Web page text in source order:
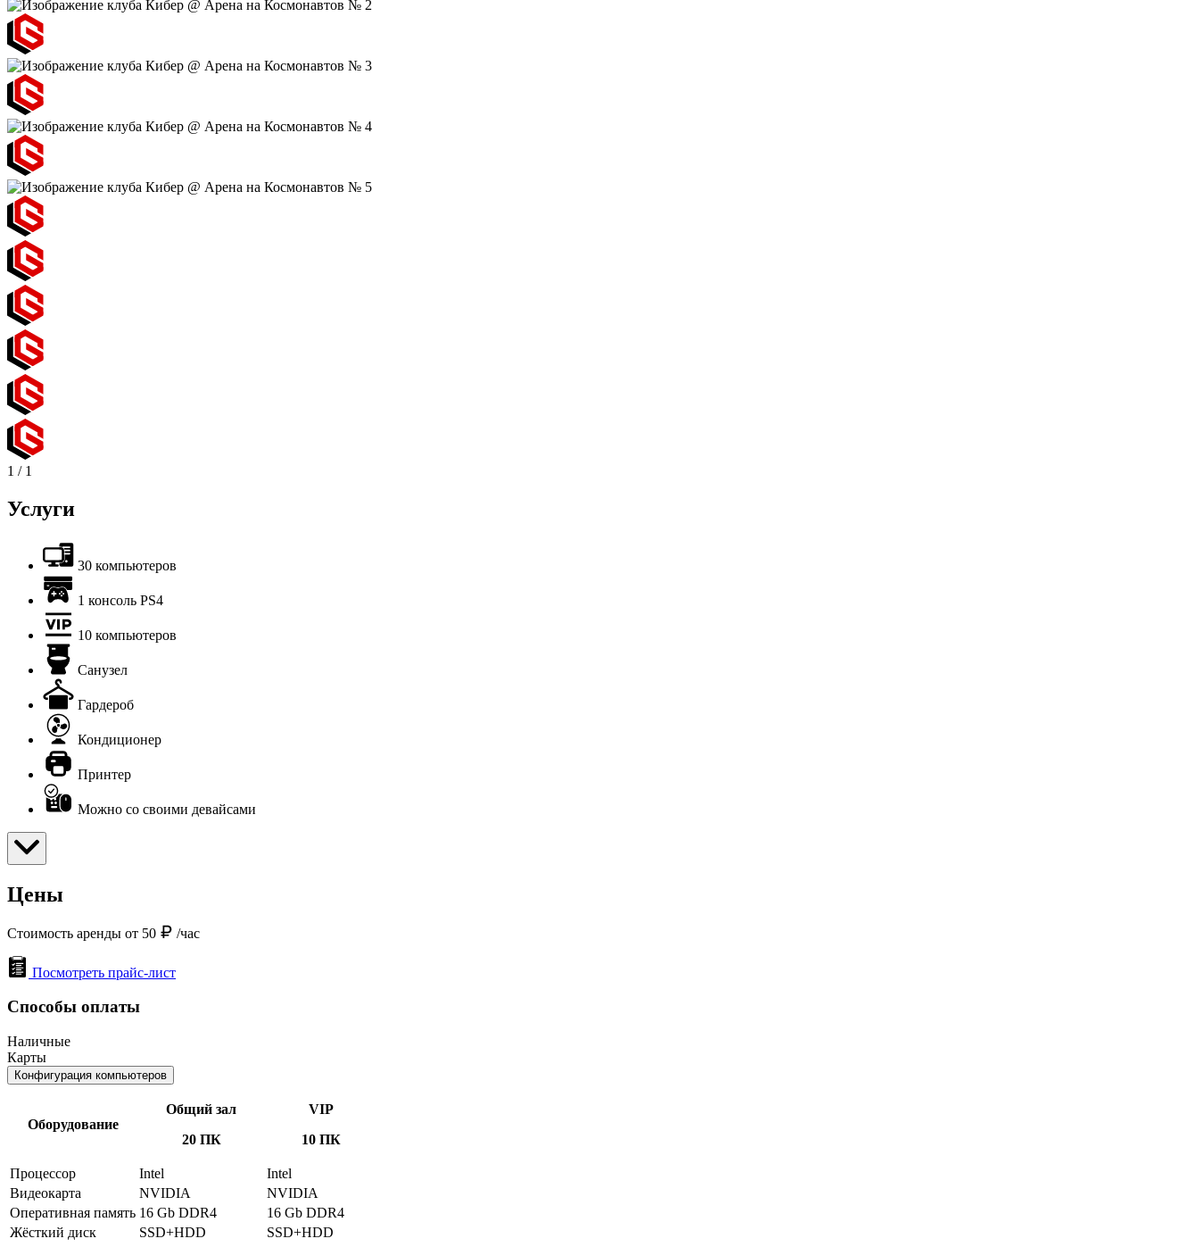
1 / 1
Услуги
30 компьютеров
1 консоль PS4
10 компьютеров
Санузел
Гардероб
Кондиционер
Принтер
Можно со своими девайсами
Цены
Стоимость аренды от 50 /час
Посмотреть прайс-лист
Способы оплаты
Наличные
Карты
Конфигурация компьютеров
Оборудование
Общий зал
20 ПК
VIP
10 ПК
Процессор Intel
Intel
Видеокарта
NVIDIA
NVIDIA
Оперативная память 16 Gb DDR4
16 Gb DDR4
Жёсткий диск
SSD+HDD
SSD+HDD